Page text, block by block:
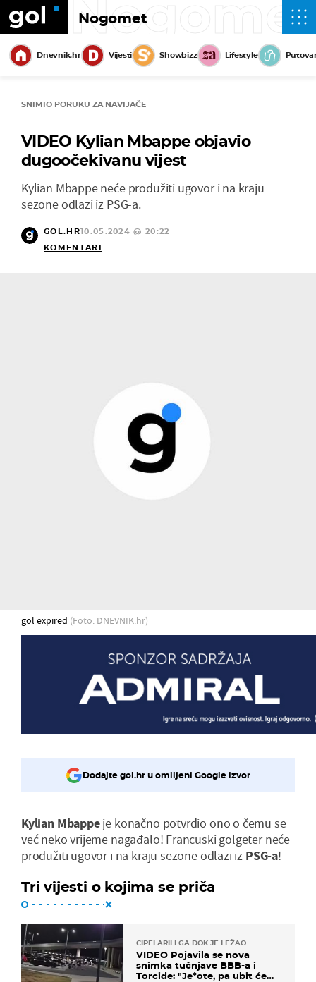
Nogomet
Dnevnik.hr Vijesti Showbizz Lifestyle
SNIMIO PORUKU ZA NAVIJAČE
VIDEO Kylian Mbappe objavio
dugoočekivanu vijest
Kylian Mbappe neće produžiti ugovor i na kraju
sezone odlazi iz PSG-a.
GOL.HR10.05.2024 @ 20:22
KOMENTARI
gol expired (Foto: DNEVNIK.hr)
Dodajte gol.hr u omiljeni Google izvor
Kylian Mbappeje konačno potvrdio ono o čemu se
već neko vrijeme nagađalo! Francuski golgeter neće
produžiti ugovor i na kraju sezone odlazi iz PSG-a!
Tri vijesti o kojima se priča
CIPELARILI GA DOK JE LEŽAO
VIDEO Pojavila se nova
snimka tučnjave BBB-a i
Torcide: "Je*ote, pa ubit će